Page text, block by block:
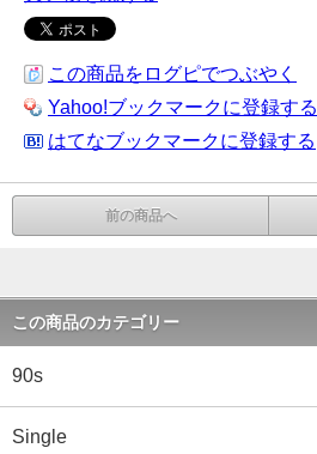
この商品をログピでつぶやく
Yahoo!ブックマークに登録する
はてなブックマークに登録する
前の商品へ
この商品のカテゴリー
90s
Single